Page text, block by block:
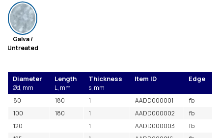
Galva /
Untreated
Diameter Length Thickness Item ID Edge
Ød, mm L, mm
s, mm
80
180 1 AADD000001
fb
100
180 1 AADD000002
fb
120
1 AADD000003
fb